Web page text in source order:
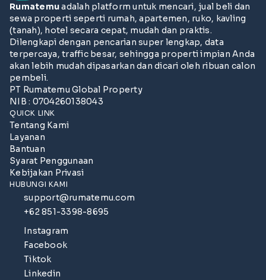
Rumatemuadalah platform untuk mencari, jual beli dan
sewa properti seperti rumah, apartemen, ruko, kavling
(tanah), hotel secara cepat, mudah dan praktis.
Dilengkapi dengan pencarian super lengkap, data
terpercaya, traffic besar, sehingga properti impian Anda
akan lebih mudah dipasarkan dan dicari oleh ribuan calon
pembeli.
PT Rumatemu Global Property
NIB : 0704260138043
QUICK LINK
Tentang Kami
Layanan
Bantuan
Syarat Penggunaan
Kebijakan Privasi
HUBUNGI KAMI
support@rumatemu.com
+62 851-3398-8695
Instagram
Facebook
Tiktok
Linkedin